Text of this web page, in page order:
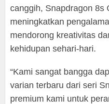
canggih, Snapdragon 8s
meningkatkan
mendorong kreativitas
kehidupan sehari-hari.
“Kami sangat bangga
varian terbaru dari seri
premium kami untuk